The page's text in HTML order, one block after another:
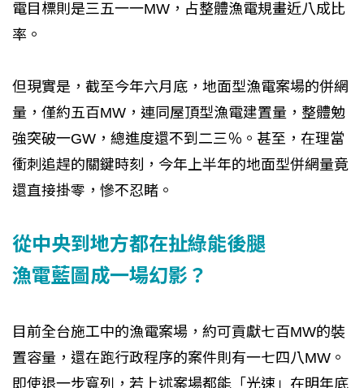
電目標則是三五一一MW，占整體漁電規畫近八成比
率。
但現實是，截至今年六月底，地面型漁電案場的併網
量，僅約五百MW，連同屋頂型漁電建置量，整體勉
強突破一GW，總進度還不到二三％。甚至，在理當
衝刺追趕的關鍵時刻，今年上半年的地面型併網量竟
還直接掛零，慘不忍睹。
從中央到地方都在扯綠能後腿
漁電藍圖成一場幻影？
目前全台施工中的漁電案場，約可貢獻七百MW的裝
置容量，還在跑行政程序的案件則有一七四八MW。
即使退一步寬列，若上述案場都能「光速」在明年底